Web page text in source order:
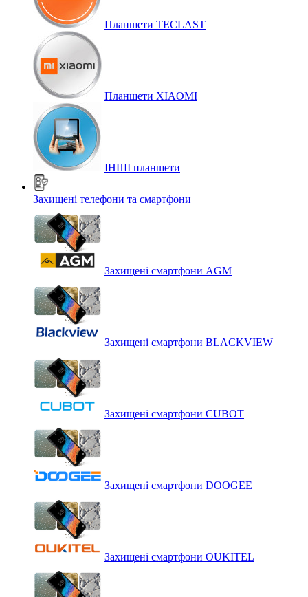
Планшети TECLAST
Планшети XIAOMI
ІНШІ планшети
Захищені телефони та смартфони
Захищені смартфони AGM
Захищені смартфони BLACKVIEW
Захищені смартфони CUBOT
Захищені смартфони DOOGEE
Захищені смартфони OUKITEL